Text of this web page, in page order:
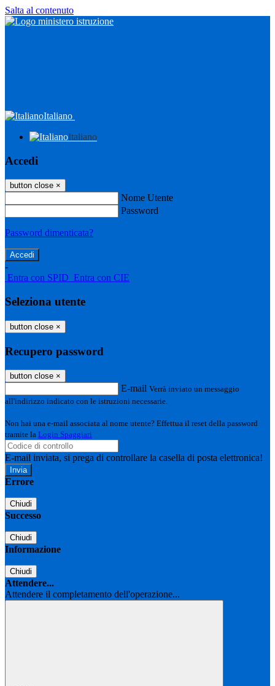
Salta al contenuto
Italiano
Italiano
Accedi
button close ×
Nome Utente
Password
Password dimenticata?
-
Entra con SPID Entra con CIE
Seleziona utente
button close ×
Recupero password
button close ×
E-mail Verrà inviato un messaggio
all'indirizzo indicato con le istruzioni necessarie.
Non hai una e-mail associata al nome utente? Effettua il reset della password
tramite la Login Spaggiari
E-mail inviata, si prega di controllare la casella di posta elettronica!
Errore
Chiudi
Successo
Chiudi
Informazione
Chiudi
Attendere...
Attendere il completamento dell'operazione...